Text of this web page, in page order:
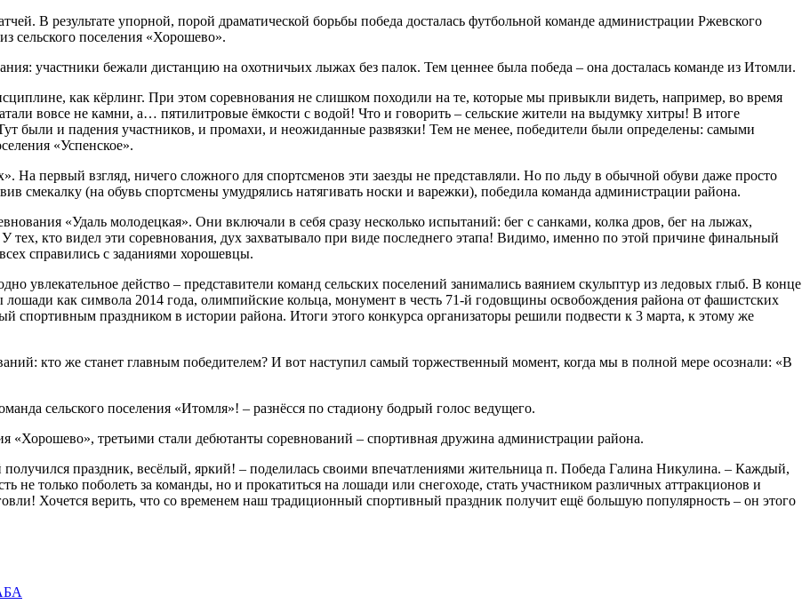
В результате упорной, порой драматической борьбы победа досталась футбольной команде администрации Ржевского
сельского поселения «Хорошево».
участники бежали дистанцию на охотничьих лыжах без палок. Тем ценнее была победа – она досталась команде из Итомли.
как кёрлинг. При этом соревнования не слишком походили на те, которые мы привыкли видеть, например, во время
вовсе не камни, а… пятилитровые ёмкости с водой! Что и говорить – сельские жители на выдумку хитры! В итоге
были и падения участников, и промахи, и неожиданные развязки! Тем не менее, победители были определены: самыми
«Успенское».
На первый взгляд, ничего сложного для спортсменов эти заезды не представляли. Но по льду в обычной обуви даже просто
смекалку (на обувь спортсмены умудрялись натягивать носки и варежки), победила команда администрации района.
«Удаль молодецкая». Они включали в себя сразу несколько испытаний: бег с санками, колка дров, бег на лыжах,
кто видел эти соревнования, дух захватывало при виде последнего этапа! Видимо, именно по этой причине финальный
справились с заданиями хорошевцы.
увлекательное действо – представители команд сельских поселений занимались ваянием скульптур из ледовых глыб. В конце
лошади как символа 2014 года, олимпийские кольца, монумент в честь 71-й годовщины освобождения района от фашистских
спортивным праздником в истории района. Итоги этого конкурса организаторы решили подвести к 3 марта, к этому же
кто же станет главным победителем? И вот наступил самый торжественный момент, когда мы в полной мере осознали: «В
сельского поселения «Итомля»! – разнёсся по стадиону бодрый голос ведущего.
«Хорошево», третьими стали дебютанты соревнований – спортивная дружина администрации района.
праздник, весёлый, яркий! – поделилась своими впечатлениями жительница п. Победа Галина Никулина. – Каждый,
не только поболеть за команды, но и прокатиться на лошади или снегоходе, стать участником различных аттракционов и
Хочется верить, что со временем наш традиционный спортивный праздник получит ещё большую популярность – он этого